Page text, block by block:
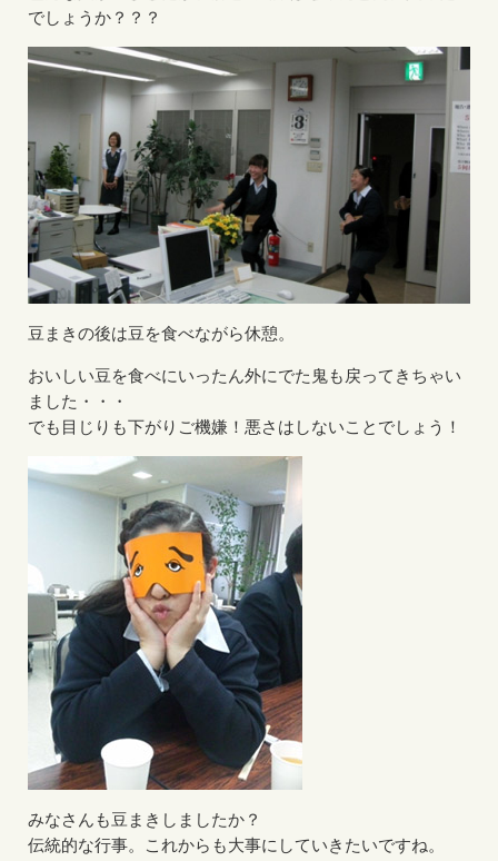
でしょうか？？？
豆まきの後は豆を食べながら休憩。
おいしい豆を食べにいったん外にでた鬼も戻ってきちゃい
ました・・・
でも目じりも下がりご機嫌！悪さはしないことでしょう！
みなさんも豆まきしましたか？
伝統的な行事。これからも大事にしていきたいですね。